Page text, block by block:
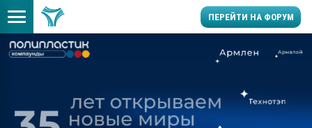
ПЕРЕЙТИ НА ФОРУМ
цикла